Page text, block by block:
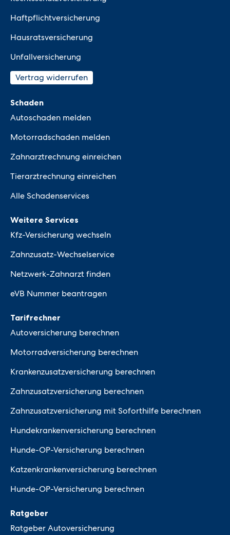
Haftpflichtversicherung
Hausratsversicherung
Unfallversicherung
Vertrag widerrufen
Schaden
Autoschaden melden
Motorradschaden melden
Zahnarztrechnung einreichen
Tierarztrechnung einreichen
Alle Schadenservices
Weitere Services
Kfz-Versicherung wechseln
Zahnzusatz-Wechselservice
Netzwerk-Zahnarzt finden
eVB Nummer beantragen
Tarifrechner
Autoversicherung berechnen
Motorradversicherung berechnen
Krankenzusatzversicherung berechnen
Zahnzusatzversicherung berechnen
Zahnzusatzversicherung mit Soforthilfe berechnen
Hundekrankenversicherung berechnen
Hunde-OP-Versicherung berechnen
Katzenkrankenversicherung berechnen
Hunde-OP-Versicherung berechnen
Ratgeber
Ratgeber Autoversicherung